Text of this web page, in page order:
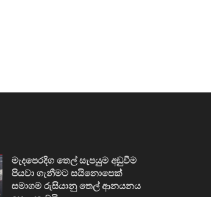
මැදපෙරදිග තෙල් සැපයුම අඩුවීම
පියවා ගැනීමට සයිනොපෙක්
සමාගම රුසියානු තෙල් ආනයනය